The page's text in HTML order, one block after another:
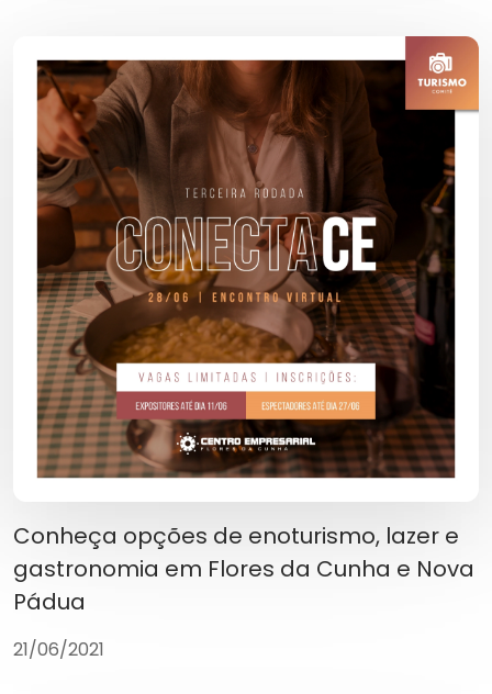
Conheça opções de enoturismo, lazer e
gastronomia em Flores da Cunha e Nova
Pádua
21/06/2021